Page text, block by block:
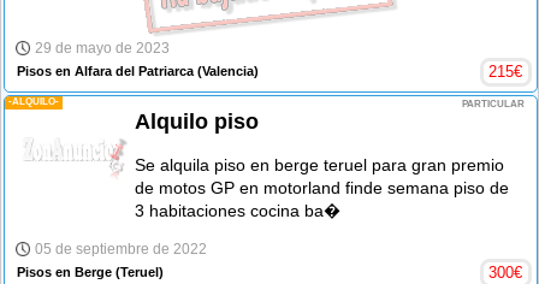
29 de mayo de 2023
Pisos en Alfara del Patriarca (Valencia) 215€
-ALQUILO- PARTICULAR
Alquilo piso
Se alquila piso en berge teruel para gran premio
de motos GP en motorland finde semana piso de
3 habitaciones cocina ba�
05 de septiembre de 2022
Pisos en Berge (Teruel) 300€